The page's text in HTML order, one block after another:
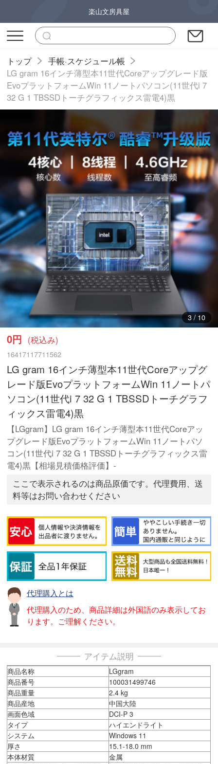
楽山文房具屋
トップ
手帳·スケジュール帳
LG gram 16インチ薄型本11世代Coreアップグレード版
EvoプラットフォームWin 11ノートパソコン(11世代i 7
32 G 1 TBSSDトーチグラフィックス雷電4)黒
3/ 10
0円 (税込み)
16417117711562
LG gram 16インチ薄型本11世代Coreアップグ
レード版EvoプラットフォームWin 11ノートパ
ソコン(11世代i 7 32 G 1 TBSSDトーチグラフ
ィックス雷電4)黒
【LGgram】LG gram 16インチ薄型本11世代Coreアッ
プグレード版EvoプラットフォームWin 11ノートパソ
コン(11世代i 7 32 G 1 TBSSDトーチグラフィックス雷
電4)黒【相場見積価格評価】-
ここで表示されるのは商品原価です。代理費用、送
料等はお問い合わせください
代理購入とは
代理購入のため、商品詳細は外国語のみ表示してお
ります。ご理解ください。
アイテム説明
商品名称
LGgram
商品番号
100031499746
商品重量
2.4 kg
商品産地
中国大陸
画面色域
DCI-P 3
タイプ
ハイエンドライト
システム
Windows 11
厚さ
15.1-18.0 mm
本体材質
金属